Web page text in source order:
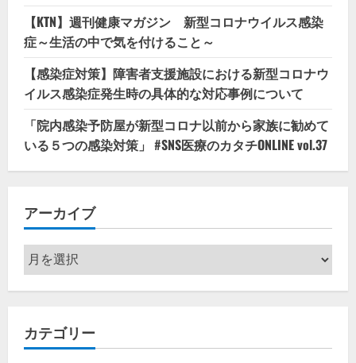
【KTN】週刊健康マガジン 新型コロナウイルス感染
症～生活の中で気を付けること～
【感染症対策】障害者支援施設における新型コロナウ
イルス感染症発生時の具体的な対応事例について
「院内感染予防屋が新型コロナ以前から家族に勧めて
いる５つの感染対策」 #SNS医療のカタチONLINE vol.37
アーカイブ
ア
ー
カ
ブ
カテゴリー